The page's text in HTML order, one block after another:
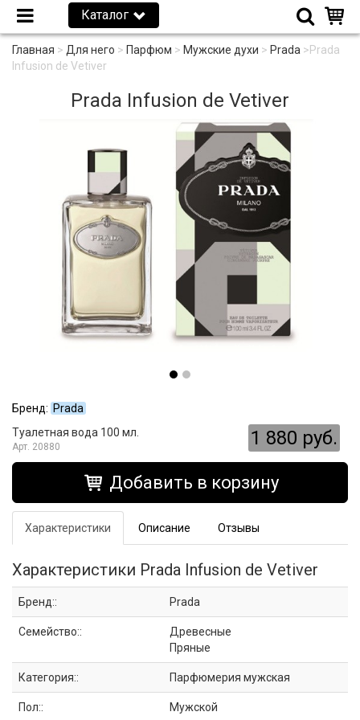
Каталог
Главная > Для него > Парфюм > Мужские духи > Prada >Prada
Infusion de Vetiver
Prada Infusion de Vetiver
Бренд: Prada
Туалетная вода 100 мл.
20880 1 880 руб.
Добавить в корзину
Характеристики Описание Отзывы
Характеристики Prada Infusion de Vetiver
Бренд:: Prada
Семейство::
Древесные
Пряные
Категория:: Парфюмерия мужская
Пол:: Мужской